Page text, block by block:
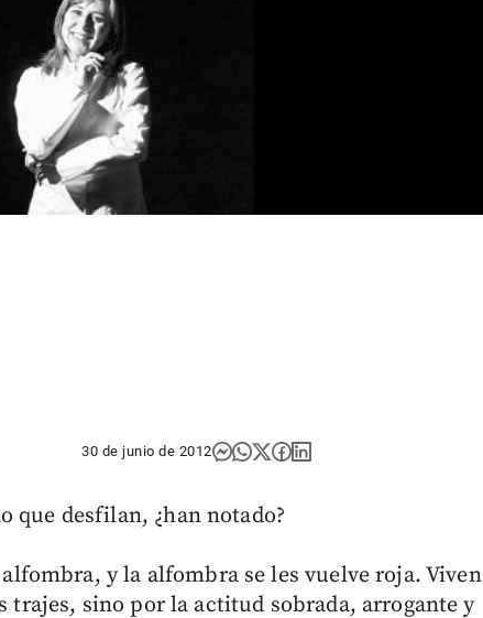
30 de junio de 2012
que desfilan, ¿han notado?
y la alfombra se les vuelve roja. Viven
trajes, sino por la actitud sobrada, arrogante y